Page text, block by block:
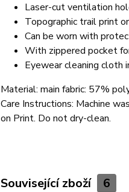
Laser-cut ventilation
Topographic trail print
Can be worn with
With zippered pocket
Eyewear cleaning cloth
Material: main fabric: 57%
Care Instructions: Machine
on Print. Do not dry-clean.
Související zboží 6